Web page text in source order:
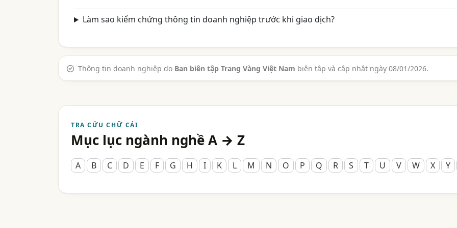
Làm sao kiểm chứng thông tin doanh nghiệp trước khi giao dịch?
Thông tin doanh nghiệp do Ban biên tập Trang Vàng Việt Nam biên tập và cập nhật ngày 08/01/2026.
TRA CỨU CHỮ CÁI
Mục lục ngành nghề A → Z
A B C D E F G H I K L M N O P Q R S T U V W X Y